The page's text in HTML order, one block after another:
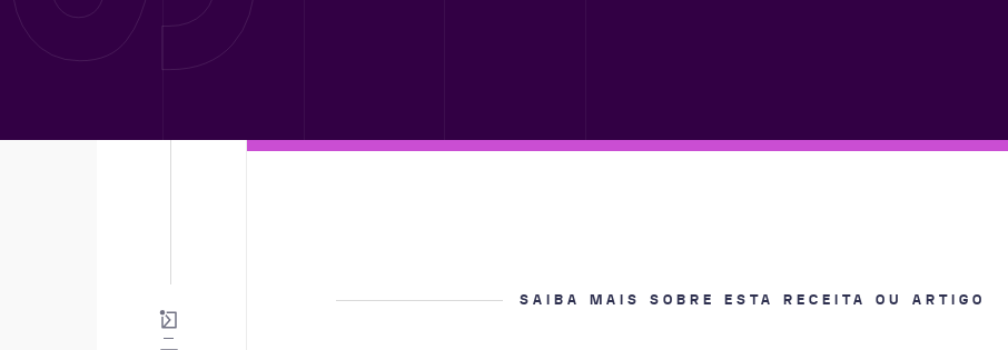
SAIBA MAIS SOBRE ESTA RECEITA OU ARTIGO